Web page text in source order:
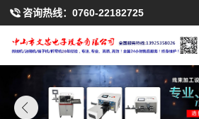
咨询热线： 0760-22182725